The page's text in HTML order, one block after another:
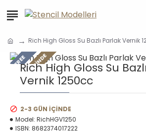
Rich High Gloss Su Bazlı Parlak Vernik
FREE
2-3 GÜN IÇINDE
Rich High Gloss Su
Vernik 1250cc
2-3 GÜN IÇINDE
Model: RichHGV1250
ISBN: 8682374017222